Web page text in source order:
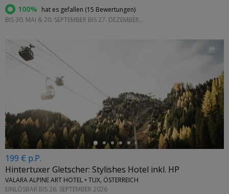
100% hat es gefallen (15 Bewertungen)
BIS 30. MAI & 20. SEPTEMBER BIS 27. DEZEMBER 2027
199 € p.P.
Hintertuxer Gletscher: Stylishes Hotel inkl. HP
VALARA ALPINE ART HOTEL • TUX, ÖSTERREICH
EINLÖSBAR BIS 26. SEPTEMBER 2026